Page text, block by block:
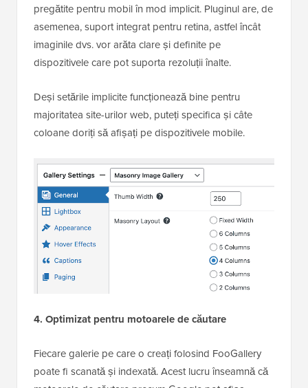
pregătite pentru mobil în mod implicit. Pluginul are, de
asemenea, suport integrat pentru retina, astfel încât
imaginile dvs. vor arăta clare și definite pe
dispozitivele care pot suporta rezoluții înalte.
Deși setările implicite funcționează bine pentru
majoritatea site-urilor web, puteți specifica și câte
coloane doriți să afișați pe dispozitivele mobile.
4. Optimizat pentru motoarele de căutare
Fiecare galerie pe care o creați folosind FooGallery
poate fi scanată și indexată. Acest lucru înseamnă că